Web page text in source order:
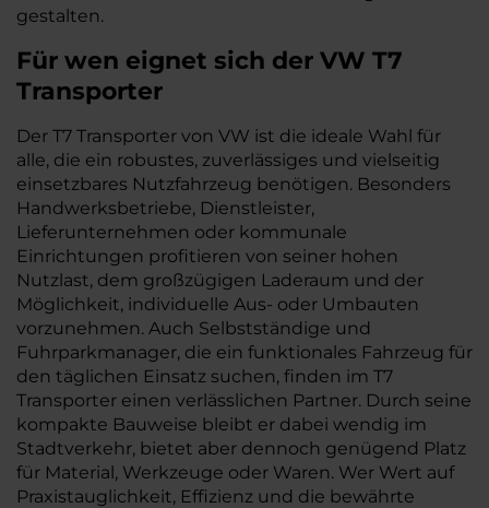
gestalten.
Für wen eignet sich der VW T7
Transporter
Der T7 Transporter von VW ist die ideale Wahl für
alle, die ein robustes, zuverlässiges und vielseitig
einsetzbares Nutzfahrzeug benötigen. Besonders
Handwerksbetriebe, Dienstleister,
Lieferunternehmen oder kommunale
Einrichtungen profitieren von seiner hohen
Nutzlast, dem großzügigen Laderaum und der
Möglichkeit, individuelle Aus- oder Umbauten
vorzunehmen. Auch Selbstständige und
Fuhrparkmanager, die ein funktionales Fahrzeug für
den täglichen Einsatz suchen, finden im T7
Transporter einen verlässlichen Partner. Durch seine
kompakte Bauweise bleibt er dabei wendig im
Stadtverkehr, bietet aber dennoch genügend Platz
für Material, Werkzeuge oder Waren. Wer Wert auf
Praxistauglichkeit, Effizienz und die bewährte